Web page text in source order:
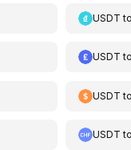
USDT
USDT
USDT to
USDT